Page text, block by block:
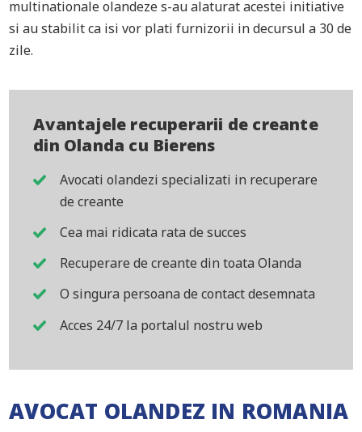
multinationale olandeze s-au alaturat acestei initiative
si au stabilit ca isi vor plati furnizorii in decursul a 30 de
zile.
Avantajele recuperarii de creante
din Olanda cu Bierens
Avocati olandezi specializati in recuperare
de creante
Cea mai ridicata rata de succes
Recuperare de creante din toata Olanda
O singura persoana de contact desemnata
Acces 24/7 la portalul nostru web
AVOCAT OLANDEZ IN ROMANIA